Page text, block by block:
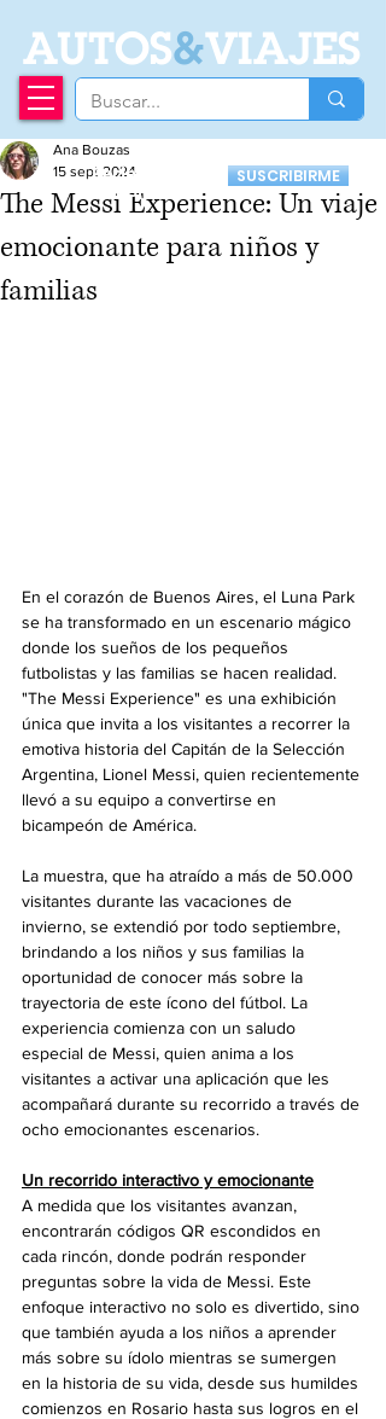
AUTOS&VIAJES
Recibí nuestro
Newsletter
SUSCRIBIRME
The Messi Experience: Un viaje
emocionante para niños y
familias
Ana Bouzas
15 sept 2024
En el corazón de Buenos Aires, el Luna Park
se ha transformado en un escenario mágico
donde los sueños de los pequeños
futbolistas y las familias se hacen realidad.
"The Messi Experience" es una exhibición
única que invita a los visitantes a recorrer la
emotiva historia del Capitán de la Selección
Argentina, Lionel Messi, quien recientemente
llevó a su equipo a convertirse en
bicampeón de América.
La muestra, que ha atraído a más de 50.000
visitantes durante las vacaciones de
invierno, se extendió por todo septiembre,
brindando a los niños y sus familias la
oportunidad de conocer más sobre la
trayectoria de este ícono del fútbol. La
experiencia comienza con un saludo
especial de Messi, quien anima a los
visitantes a activar una aplicación que les
acompañará durante su recorrido a través de
ocho emocionantes escenarios.
Un recorrido interactivo y emocionante
A medida que los visitantes avanzan,
encontrarán códigos QR escondidos en
cada rincón, donde podrán responder
preguntas sobre la vida de Messi. Este
enfoque interactivo no solo es divertido, sino
que también ayuda a los niños a aprender
más sobre su ídolo mientras se sumergen
en la historia de su vida, desde sus humildes
comienzos en Rosario hasta sus logros en el